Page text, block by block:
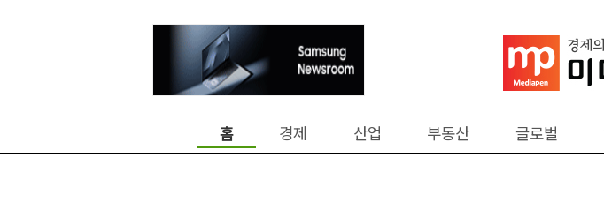
홈 경제 산업 부동산 글로벌